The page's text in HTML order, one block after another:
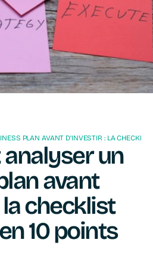
PLAN AVANT D’INVESTIR : LA
un
avant
la checklist
10 points